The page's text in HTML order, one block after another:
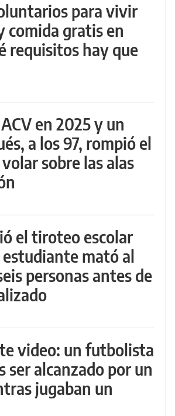
para vivir
comida gratis en
requisitos hay que
en 2025 y un
a los 97, rompió el
sobre las alas
el tiroteo escolar
mató al
personas antes de
video: un futbolista
ser alcanzado por un
jugaban un